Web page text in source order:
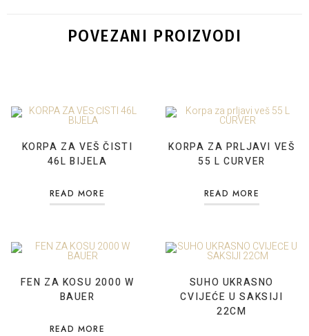
POVEZANI PROIZVODI
KORPA ZA VEŠ ČISTI
46L BIJELA
READ MORE
KORPA ZA PRLJAVI VEŠ
55 L CURVER
READ MORE
FEN ZA KOSU 2000 W
BAUER
READ MORE
SUHO UKRASNO
CVIJEĆE U SAKSIJI
22CM